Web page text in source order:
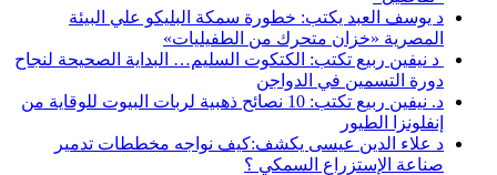
د يوسف العبد يكتب: خطورة سمكة البليكو علي البيئة
المصرية «خزان متحرك من الطفيليات»
د نيفين ربيع تكتب: الكتكوت السليم… البداية الصحيحة لنجاح
دورة التسمين في الدواجن
د. نيفين ربيع تكتب: 10 نصائح ذهبية لربات البيوت للوقاية من
إنفلونزا الطيور
د علاء الدين عيسى يكشف:كيف نواجه مخططات تدمير
صناعة الإستزراع السمكي ؟